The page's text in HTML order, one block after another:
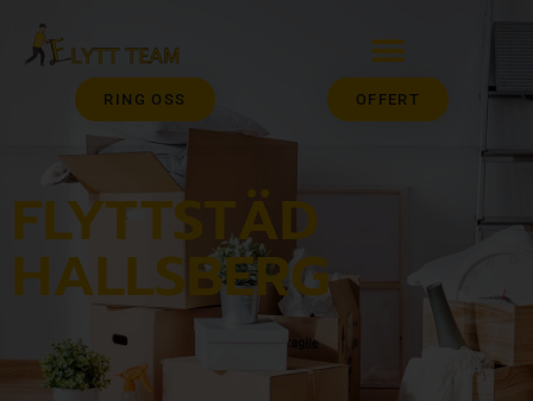
RING OSS OFFERT
FLYTTSTÄD
HALLSBERG